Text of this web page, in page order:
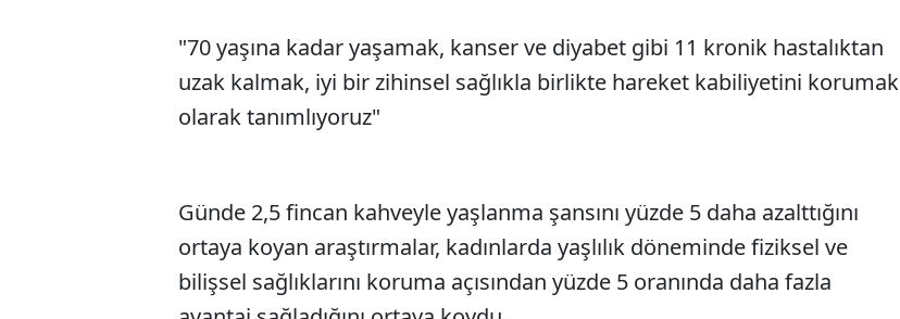
"70 yaşına kadar yaşamak, kanser ve diyabet gibi 11 kronik hastalıktan
uzak kalmak, iyi bir zihinsel sağlıkla birlikte hareket kabiliyetini korumak
olarak tanımlıyoruz"
Günde 2,5 fincan kahveyle yaşlanma şansını yüzde 5 daha azalttığını
ortaya koyan araştırmalar, kadınlarda yaşlılık döneminde fiziksel ve
bilişsel sağlıklarını koruma açısından yüzde 5 oranında daha fazla